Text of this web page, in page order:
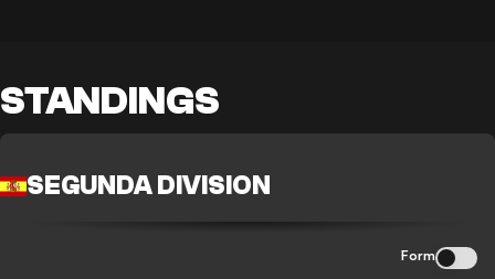
STANDINGS
SEGUNDA DIVISION
Form